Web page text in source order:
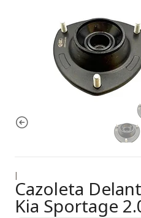
|
Cazoleta
Kia Sportage